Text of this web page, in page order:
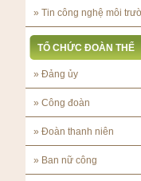
» Tin công nghệ môi
TỔ CHỨC ĐOÀN THỂ
» Đảng ủy
» Công đoàn
» Đoàn thanh niên
» Ban nữ công